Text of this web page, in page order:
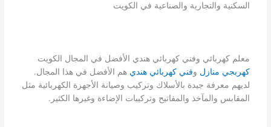
السكنية والتجارية والصناعية في الكويت
معلم كهربائي وفني كهربائي هندي الأفضل في المجال الكويت
كهربجي منازل وفني كهربائي هندي هم الأفضل في هذا المجال.
لديهم معرفة جيدة بالأسلاك وتركيب وصيانة الأجهزة الكهربائية مثل
المقابس والمآخذ والمفاتيح وتركيبات الإضاءة وغيرها الكثير.